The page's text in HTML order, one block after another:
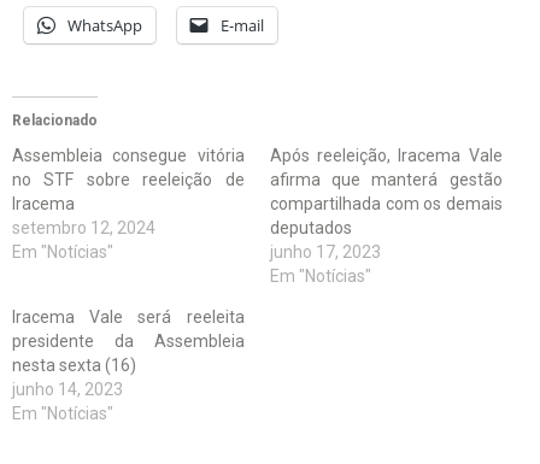
WhatsApp E-mail
Relacionado
Assembleia consegue vitória
no STF sobre reeleição de
Iracema
setembro 12, 2024
Em "Notícias"
Após reeleição, Iracema Vale
afirma que manterá gestão
compartilhada com os demais
deputados
junho 17, 2023
Em "Notícias"
Iracema Vale será reeleita
presidente da Assembleia
nesta sexta (16)
junho 14, 2023
Em "Notícias"